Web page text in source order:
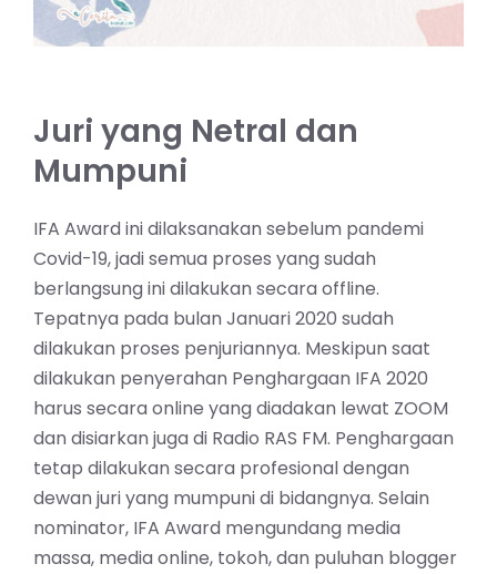
Juri yang Netral dan
Mumpuni
IFA Award ini dilaksanakan sebelum pandemi
Covid-19, jadi semua proses yang sudah
berlangsung ini dilakukan secara offline.
Tepatnya pada bulan Januari 2020 sudah
dilakukan proses penjuriannya. Meskipun saat
dilakukan penyerahan Penghargaan IFA 2020
harus secara online yang diadakan lewat ZOOM
dan disiarkan juga di Radio RAS FM. Penghargaan
tetap dilakukan secara profesional dengan
dewan juri yang mumpuni di bidangnya. Selain
nominator, IFA Award mengundang media
massa, media online, tokoh, dan puluhan blogger